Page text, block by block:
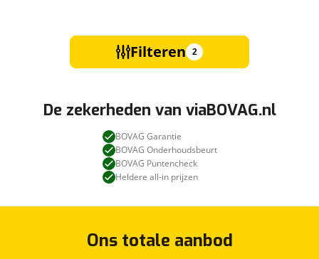
Filteren 2
De zekerheden van viaBOVAG.nl
BOVAG Garantie
BOVAG Onderhoudsbeurt
BOVAG Puntencheck
Heldere all-in prijzen
Ons totale aanbod